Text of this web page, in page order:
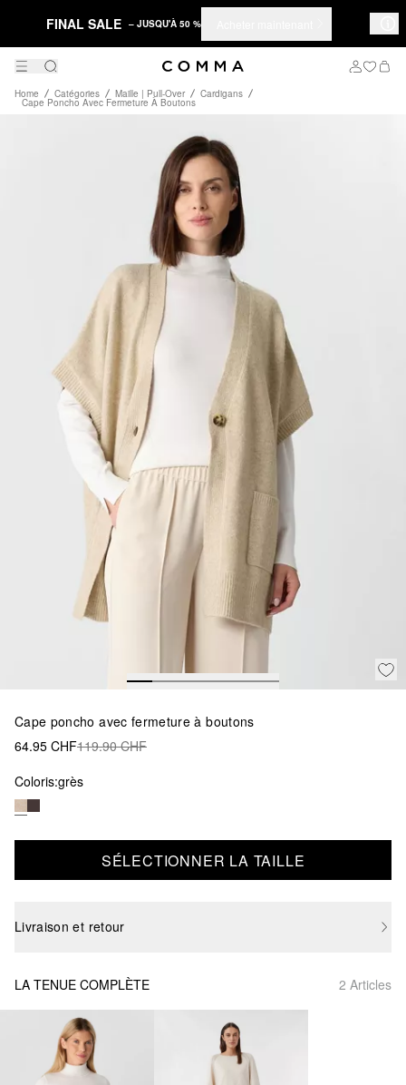
FINAL SALE – JUSQU'À 50 %
Home Catégories Maille | Pull-Over Cardigans
Cape Poncho Avec Fermeture À Boutons
Cape poncho avec fermeture à boutons
64.95 CHF119.90 CHF
Coloris:grès
SÉLECTIONNER LA TAILLE
Livraison et retour
LA TENUE COMPLÈTE 2 Articles